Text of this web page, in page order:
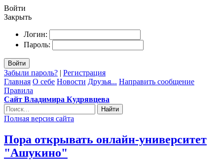
Войти
Закрыть
Логин:
Пароль:
Войти
Забыли пароль? | Регистрация
Главная О себе Новости Друзья... Направить сообщение
Правила
Сайт Владимира Кудрявцева
Найти
Полная версия сайта
Пора открывать онлайн-университет
"Ашукино"